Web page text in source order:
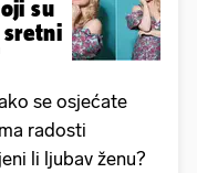
su
se osjećate
radosti
li ljubav ženu?